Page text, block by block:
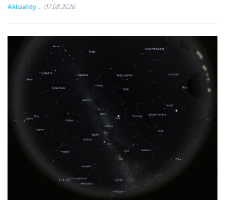
Aktuality 07.08.2026